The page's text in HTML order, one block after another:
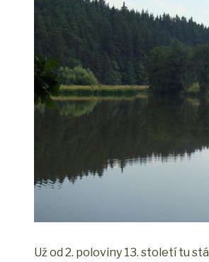
Už od 2. poloviny 13. století tu